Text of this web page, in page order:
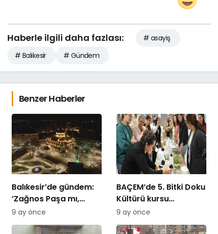
Haberle ilgili daha fazlası:
# asayiş
# Balıkesir
# Gündem
Benzer Haberler
Balıkesir’de gündem:
’Zağnos Paşa mı,
İsmet Paşa mı
9 ay önce
BAÇEM’de 5. Bitki Doku
Kültürü kursu
tamamlandı
9 ay önce